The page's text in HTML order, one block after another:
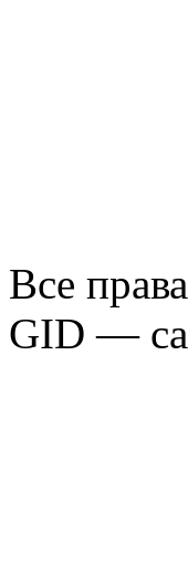
Все
GID —